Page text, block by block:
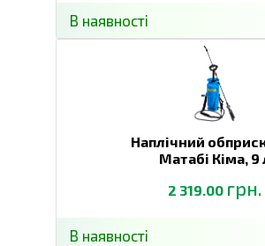
В наявності
Наплічний
Матабі Кіма, 9
2 319.00 грн.
В наявності